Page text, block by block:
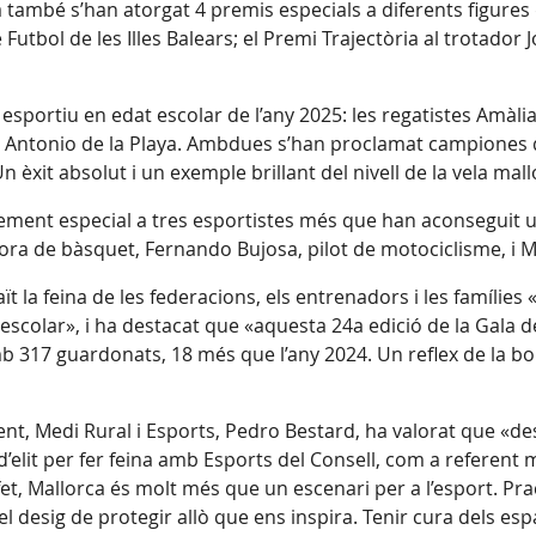
s’han atorgat 4 premis especials a diferents
de les Illes Balears; el Premi Trajectòria al trotador
en edat escolar de l’any 2025: les regatistes
de la Playa. Ambdues s’han proclamat campiones
èxit absolut i un exemple brillant del nivell de la vela
especial a tres esportistes més que han aconseguit
de bàsquet, Fernando Bujosa, pilot de motociclisme, i
la feina de les federacions, els entrenadors i les famílies
i ha destacat que «aquesta 24a edició de la
guardonats, 18 més que l’any 2024. Un reflex de la
Medi Rural i Esports, Pedro Bestard, ha valorat que
per fer feina amb Esports del Consell, com a referent
Mallorca és molt més que un escenari per a l’esport.
desig de protegir allò que ens inspira. Tenir cura dels